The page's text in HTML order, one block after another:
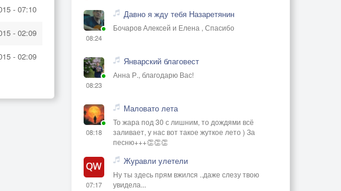
- 07:10
- 02:09
- 02:09
08:24
Давно я жду тебя Назаретянин
Бочаров Алексей и Елена , Спасибо
08:23
Январский благовест
Анна Р., благодарю Вас!
08:18
Маловато лета
То жара под 30 с лишним, то дождями всё
заливает, у нас вот такое жуткое лето ) За
песню+++👏👏👏
07:17
Журавли улетели
Ну ты здесь прям вжился ..даже слезу твою
увидела...